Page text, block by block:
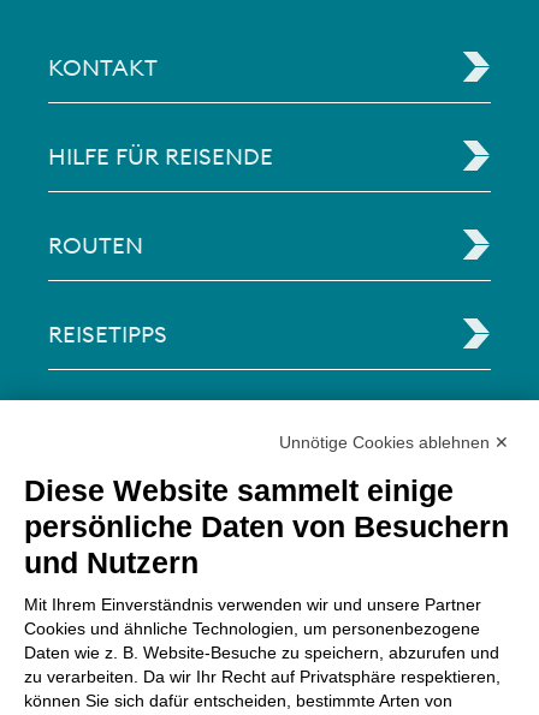
KONTAKT
HILFE FÜR REISENDE
ROUTEN
REISETIPPS
Via Paolo Bembo, 70 37062
Dossobuono di Villafranca (VR) Italy
Unnötige Cookies ablehnen ✕
Diese Website sammelt einige
persönliche Daten von Besuchern
und Nutzern
Mit Ihrem Einverständnis verwenden wir und unsere Partner
Cookies und ähnliche Technologien, um personenbezogene
Daten wie z. B. Website-Besuche zu speichern, abzurufen und
zu verarbeiten. Da wir Ihr Recht auf Privatsphäre respektieren,
können Sie sich dafür entscheiden, bestimmte Arten von